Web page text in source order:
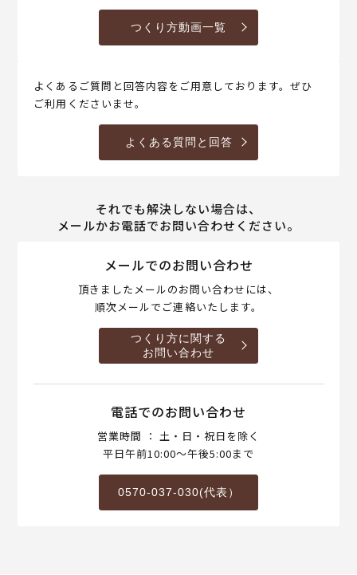
つくり方動画一覧
よくあるご質問と回答内容をご用意しております。ぜひ
ご利用くださいませ。
よくある質問と回答
それでも解決しない場合は、
メールかお電話でお問い合わせください。
メールでのお問い合わせ
頂きましたメールのお問い合わせには、
順次メールでご連絡いたします。
つくり方に関する
お問い合わせ
電話でのお問い合わせ
営業時間 ： 土・日・祝日を除く
平日午前10:00～午後5:00まで
0570-037-030(代表）